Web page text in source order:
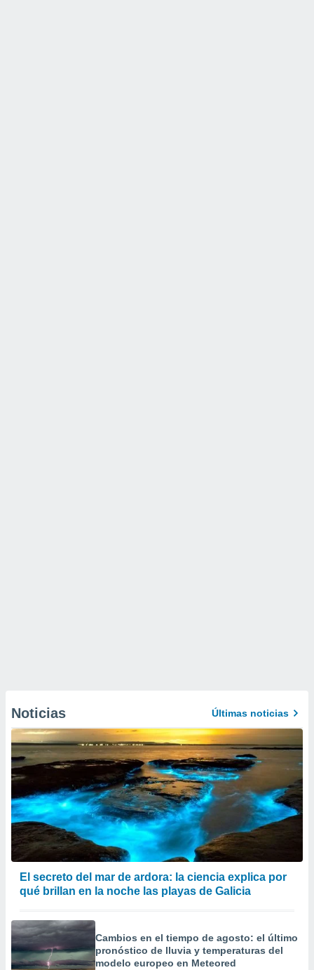
Noticias Últimas noticias
El secreto del mar de ardora: la ciencia explica por
qué brillan en la noche las playas de Galicia
Cambios en el tiempo de agosto: el último
pronóstico de lluvia y temperaturas del
modelo europeo en Meteored